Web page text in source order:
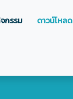
กรรม ดาวน์โหลด